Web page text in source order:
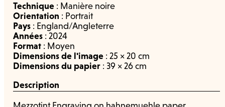
Années : 2024
Pays : England/Angleterre
Technique : Manière noire
Format : Moyen
Orientation : Portrait
Dimensions de l'image : 25 × 20 cm
Dimensions du papier : 39 × 26 cm
Description